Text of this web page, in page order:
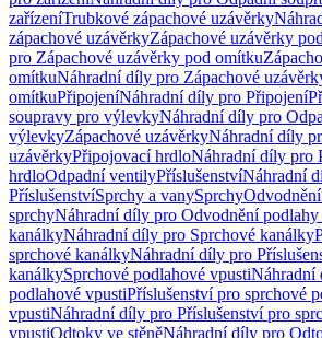
zařízeníTrubkové zápachové uzávěrky
zápachové uzávěrkyZápachové uzávěrky
pro Zápachové uzávěrky pod omítku
omítkuNáhradní díly pro Zápachové
omítkuPřipojeníNáhradní díly pro Připojení
soupravy pro výlevkyNáhradní díly pro
výlevkyZápachové uzávěrkyNáhradní díly
uzávěrkyPřipojovací hrdloNáhradní díly pro
hrdloOdpadní ventilyPříslušenstvíNáhradní
PříslušenstvíSprchy a vanySprchy
sprchyNáhradní díly pro Odvodnění podlahy
kanálkyNáhradní díly pro Sprchové kanálky
sprchové kanálkyNáhradní díly pro
kanálkySprchové podlahové vpustiNáhradní
podlahové vpustiPříslušenství pro sprchové
vpustiNáhradní díly pro Příslušenství pro
vpustiOdtoky ve stěněNáhradní díly pro